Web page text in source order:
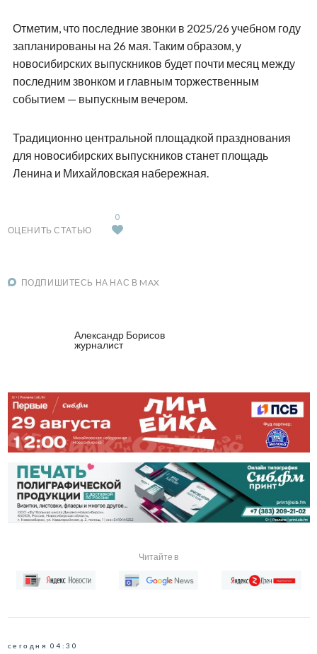
Отметим, что последние звонки в 2025/26 учебном году
запланированы на 26 мая. Таким образом, у
новосибирских выпускников будет почти месяц между
последним звонком и главным торжественным
событием — выпускным вечером.
Традиционно центральной площадкой празднования
для новосибирских выпускников станет площадь
Ленина и Михайловская набережная.
ОЦЕНИТЬ СТАТЬЮ
0
ПОДПИШИТЕСЬ НА НАС В MAX
Александр Борисов
журналист
Читайте в
сегодня 04:30